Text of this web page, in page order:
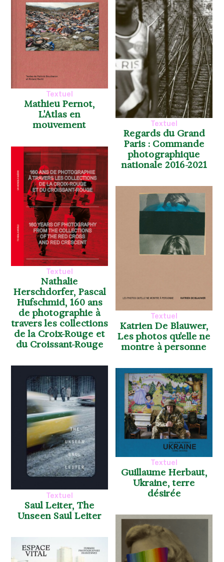
Textuel
Mathieu Pernot,
L'Atlas en
mouvement
Textuel
Regards du Grand
Paris : Commande
photographique
nationale 2016-2021
Textuel
Nathalie
Herschdorfer, Pascal
Hufschmid, 160 ans
de photographie à
travers les collections
de la Croix-Rouge et
du Croissant-Rouge
Textuel
Katrien De Blauwer,
Les photos qu'elle ne
montre à personne
Textuel
Saul Leiter, The
Unseen Saul Leiter
Textuel
Guillaume Herbaut,
Ukraine, terre
désirée